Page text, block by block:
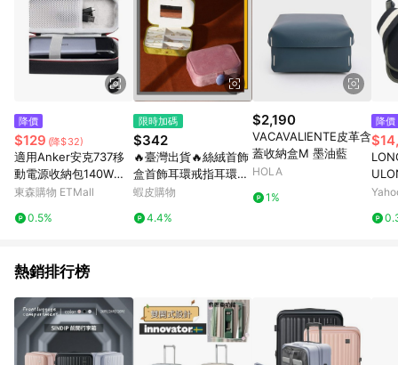
實際回饋請依LINE購物通知為主。 6. 訂單如有使用東森購物
ETMall站內之折扣優惠(包含但不限於東森幣、樂透金、東森現金
券等)，不具點數回饋資格。詳細請依東森購物ETMall之結帳頁面
顯示為準。 7. LINE購物設有「單一商品最高回饋點數」機制(特
殊活動時開放「回饋無上限」)，以同一訂單中同一商品不論件數
計算，並依訂單成立時間當下LINE購物所設定的回饋機制為準。
8. LINE購物為購物資訊整合性平台，商品資料更新會有時間差，
如顯示之商品規格、顏色、價位、贈品與東森購物ETMall銷售網
頁不符，以銷售網頁標示為準。 9. 若有贈點爭議，請務必於訂單
日期+180天以內至LINE購物客服洽詢；若超過180天(含)以上進
行申訴，恕無法贈點回饋。 10. 部分點數紅包僅限指定商品使
用，或不適用於無回饋商品。各點數紅包之適用商品與使用條件
請依點數紅包頁面規則為準。
降價
$129 (降$32)
適用Anker安克737移
動電源收納包140W超
級快充24000毫安保護
東森購物 ETMall
0.5%
限時加碼
$342
🔥臺灣出貨🔥絲絨首飾
盒首飾耳環戒指耳環便
攜項鍊飾品旅行收納首
蝦皮購物
4.4%
$2,190
VACAVALIENTE皮革含
蓋收納盒M 墨油藍
HOLA
1%
降價
寬背
熱銷排行榜